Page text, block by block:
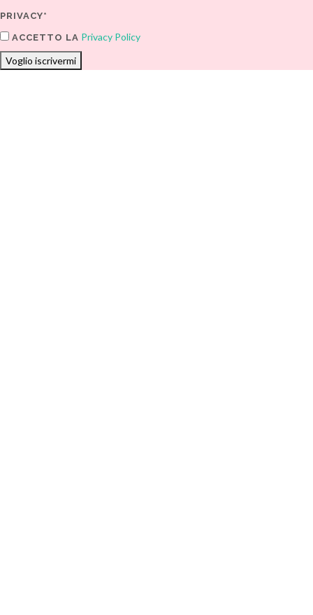
PRIVACY*
ACCETTO LA Privacy Policy
Voglio iscrivermi